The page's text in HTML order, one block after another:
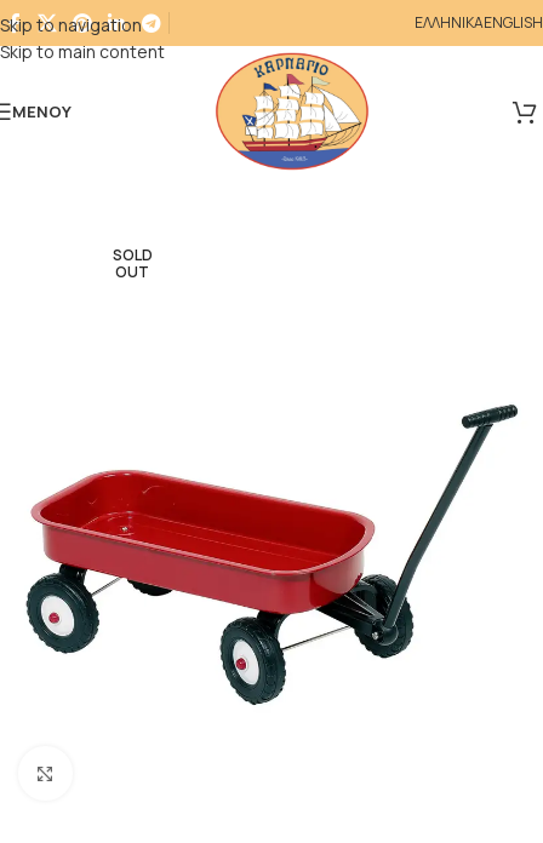
Skip to navigation
Skip to main content
ΕΛΛΗΝΙΚΑENGLISH
ΜΕΝΟΎ
SOLD
OUT